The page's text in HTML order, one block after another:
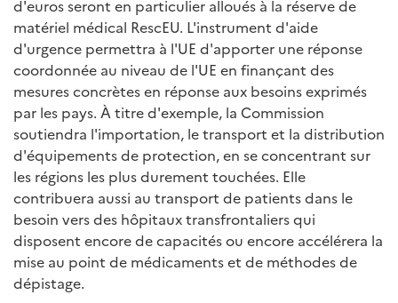
d'euros seront en particulier alloués à la réserve de
matériel médical RescEU. L'instrument d'aide
d'urgence permettra à l'UE d'apporter une réponse
coordonnée au niveau de l'UE en finançant des
mesures concrètes en réponse aux besoins exprimés
par les pays. À titre d'exemple, la Commission
soutiendra l'importation, le transport et la distribution
d'équipements de protection, en se concentrant sur
les régions les plus durement touchées. Elle
contribuera aussi au transport de patients dans le
besoin vers des hôpitaux transfrontaliers qui
disposent encore de capacités ou encore accélérera la
mise au point de médicaments et de méthodes de
dépistage.